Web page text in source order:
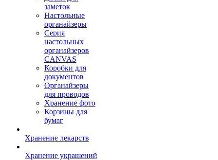
заметок
Настольные
органайзеры
Серия
настольных
органайзеров
CANVAS
Коробки для
документов
Органайзеры
для проводов
Хранение фото
Корзины для
бумаг
Хранение лекарств
Хранение украшений